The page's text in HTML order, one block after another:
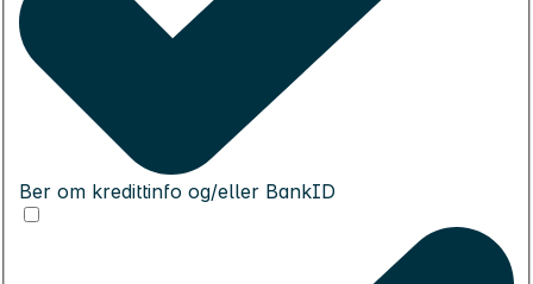
Ber om kredittinfo og/eller BankID